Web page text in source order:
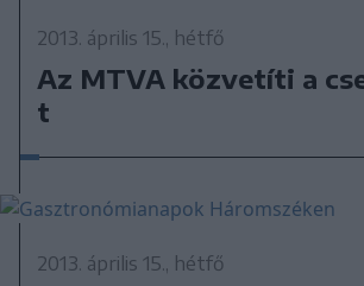
2013. április 15., hétfő
Az MTVA közvetíti a
t
2013. április 15., hétfő